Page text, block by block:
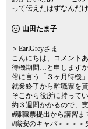
って伝えたはずなんだ
山田たま子
＞EarlGreyさま
こんにちは、コメント
待機期間…と申します
俗に言う「３ヶ月待機
就業終了から離職票を
そこから役所に持って
約３週間かかるので、
#離職票提出から講習ま
#職安のキャパ＜＜＜＜